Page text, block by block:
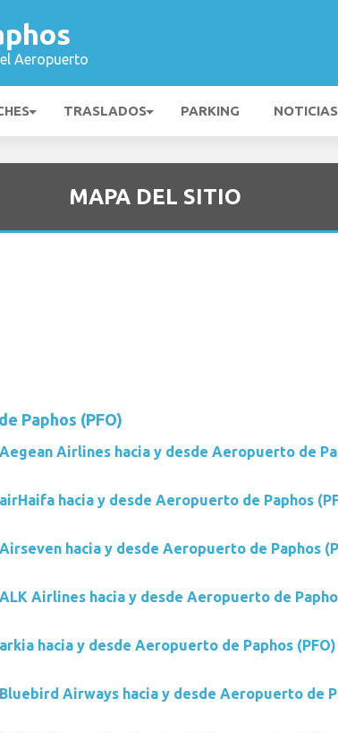
Aeropuerto
TRASLADOS PARKING
MAPA DEL SITIO
Paphos (PFO)
Airlines hacia y desde Aeropuerto de
hacia y desde Aeropuerto de Paphos
hacia y desde Aeropuerto de Paphos
Airlines hacia y desde Aeropuerto de
hacia y desde Aeropuerto de Paphos (PFO)
Airways hacia y desde Aeropuerto de